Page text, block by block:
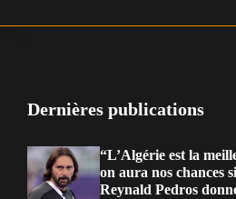
Dernières publications
“L’Algérie est la
on aura nos chances
Reynald Pedros